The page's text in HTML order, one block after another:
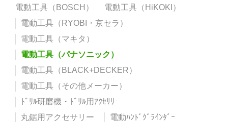
電動工具（BOSCH）
電動工具（HiKOKI）
電動工具（RYOBI・京セラ）
電動工具（マキタ）
電動工具（パナソニック）
電動工具（BLACK+DECKER）
電動工具（その他メーカー）
ﾄﾞﾘﾙ研磨機・ﾄﾞﾘﾙ用ｱｸｾｻﾘｰ
丸鋸用アクセサリー
電動ﾊﾝﾄﾞｸﾞﾗｲﾝﾀﾞｰ